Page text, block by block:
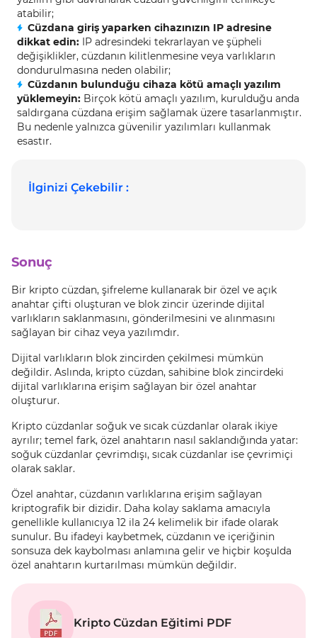
atabilir;
Cüzdana giriş yaparken cihazınızın IP adresine
dikkat edin: IP adresindeki tekrarlayan ve şüpheli
değişiklikler, cüzdanın kilitlenmesine veya varlıkların
dondurulmasına neden olabilir;
Cüzdanın bulunduğu cihaza kötü amaçlı yazılım
yüklemeyin: Birçok kötü amaçlı yazılım, kurulduğu anda
saldırgana cüzdana erişim sağlamak üzere tasarlanmıştır.
Bu nedenle yalnızca güvenilir yazılımları kullanmak
esastır.
İlginizi Çekebilir :
Sonuç
Bir kripto cüzdan, şifreleme kullanarak bir özel ve açık
anahtar çifti oluşturan ve blok zincir üzerinde dijital
varlıkların saklanmasını, gönderilmesini ve alınmasını
sağlayan bir cihaz veya yazılımdır.
Dijital varlıkların blok zincirden çekilmesi mümkün
değildir. Aslında, kripto cüzdan, sahibine blok zincirdeki
dijital varlıklarına erişim sağlayan bir özel anahtar
oluşturur.
Kripto cüzdanlar soğuk ve sıcak cüzdanlar olarak ikiye
ayrılır; temel fark, özel anahtarın nasıl saklandığında yatar:
soğuk cüzdanlar çevrimdışı, sıcak cüzdanlar ise çevrimiçi
olarak saklar.
Özel anahtar, cüzdanın varlıklarına erişim sağlayan
kriptografik bir dizidir. Daha kolay saklama amacıyla
genellikle kullanıcıya 12 ila 24 kelimelik bir ifade olarak
sunulur. Bu ifadeyi kaybetmek, cüzdanın ve içeriğinin
sonsuza dek kaybolması anlamına gelir ve hiçbir koşulda
özel anahtarın kurtarılması mümkün değildir.
Kripto Cüzdan Eğitimi PDF